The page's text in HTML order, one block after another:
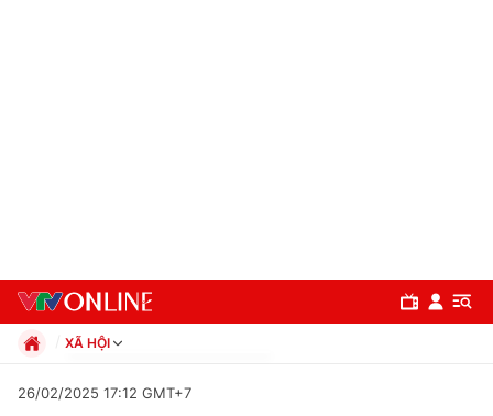
XÃ HỘI
Xã hội
26/02/2025 17:12 GMT+7